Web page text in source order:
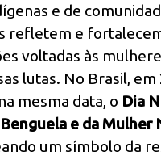
e de
refletem e
voltadas às
lutas. No Brasil, em
mesma data, o Dia
e da Mulher
um símbolo da